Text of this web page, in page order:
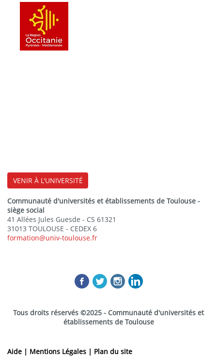
VENIR À L'UNIVERSITÉ
Communauté d'universités et établissements de Toulouse -
siège social
41 Allées Jules Guesde - CS 61321
31013 TOULOUSE - CEDEX 6
formation@univ-toulouse.fr
Tous droits réservés ©2025 - Communauté d'universités et
établissements de Toulouse
Aide | Mentions Légales | Plan du site